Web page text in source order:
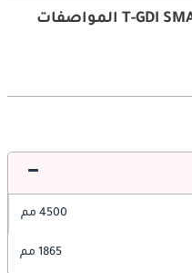
هيونداي توسون 1.6 T-GDI SMART (FWD) المواصفات
4500 مم
1865 مم